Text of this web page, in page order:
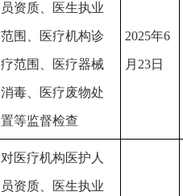
员资质、医生执业
范围、医疗机构诊
疗范围、医疗器械
消毒、医疗废物处
置等监督检查
2025年6
月23日
对医疗机构医护人
员资质、医生执业